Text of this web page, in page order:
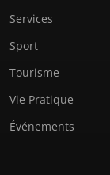
Services
Sport
Tourisme
Vie Pratique
Événements